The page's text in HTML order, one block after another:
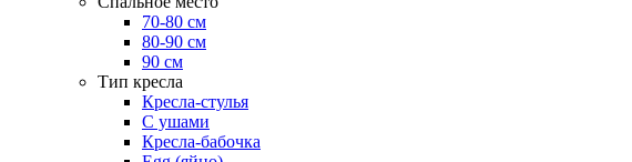
70-80 см
80-90 см
90 см
Тип кресла
Кресла-стулья
С ушами
Кресла-бабочка